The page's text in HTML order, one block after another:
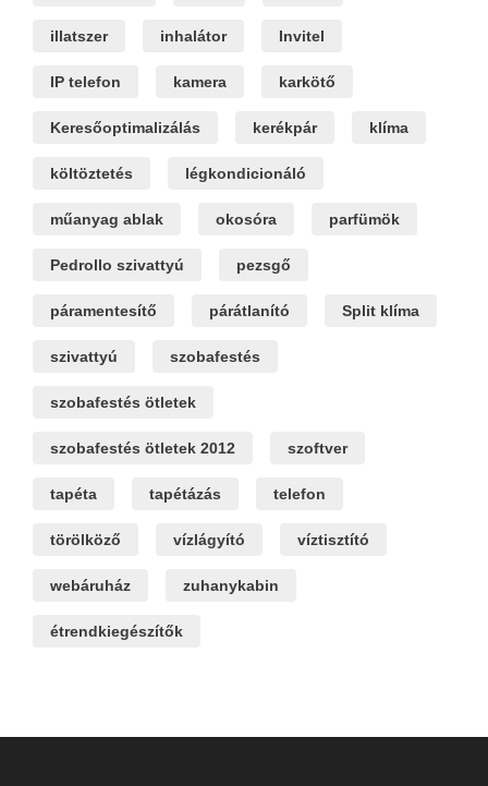
illatszer inhalátor Invitel
IP telefon kamera karkötő
Keresőoptimalizálás kerékpár klíma
költöztetés légkondicionáló
műanyag ablak okosóra parfümök
Pedrollo szivattyú pezsgő
páramentesítő párátlanító Split klíma
szivattyú szobafestés
szobafestés ötletek
szobafestés ötletek 2012 szoftver
tapéta tapétázás telefon
törölköző vízlágyító víztisztító
webáruház zuhanykabin
étrendkiegészítők